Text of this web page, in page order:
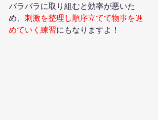
バラバラに取り組むと効率が悪いた
め、 刺激を整理し順序立てて物事を進
めていく練習にもなりますよ！